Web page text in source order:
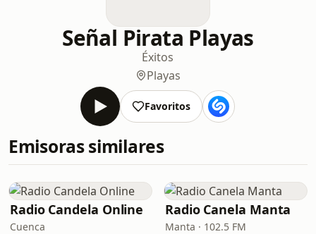
Señal Pirata Playas
Éxitos
Playas
Favoritos
Emisoras similares
Radio Candela Online
Cuenca
Radio Canela Manta
Manta · 102.5 FM